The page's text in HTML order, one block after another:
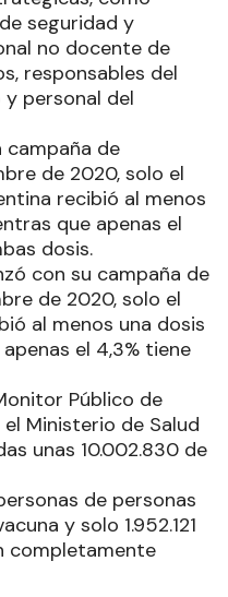
seguridad y
no docente de
responsables del
personal del
campaña de
de 2020, solo el
recibió al menos
que apenas el
dosis.
con su campaña de
de 2020, solo el
al menos una dosis
el 4,3% tiene
Público de
Ministerio de Salud
unas 10.002.830 de
de personas
y solo 1.952.121
completamente